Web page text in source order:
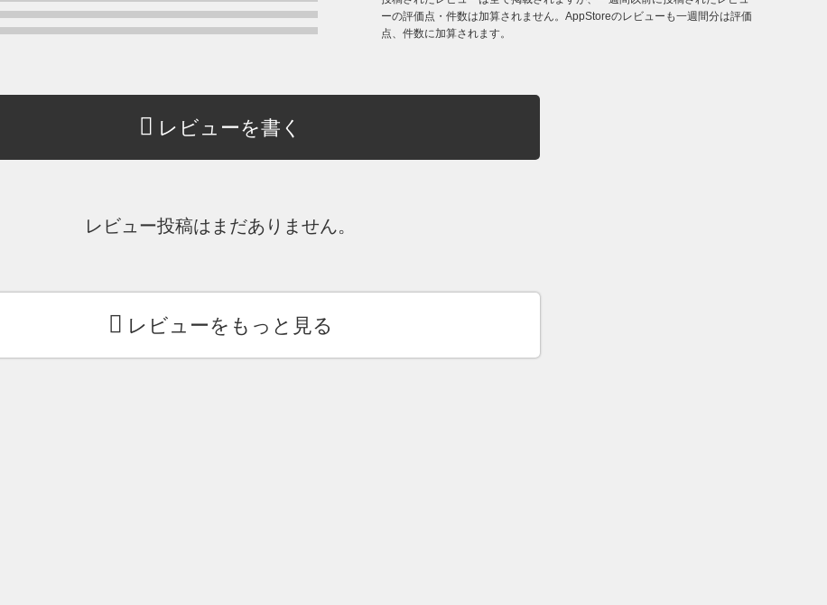
ーの評価点・件数は加算されません。AppStoreのレビューも一週間分は評価
点、件数に加算されます。
レビューを書く
レビュー投稿はまだありません。
レビューをもっと見る